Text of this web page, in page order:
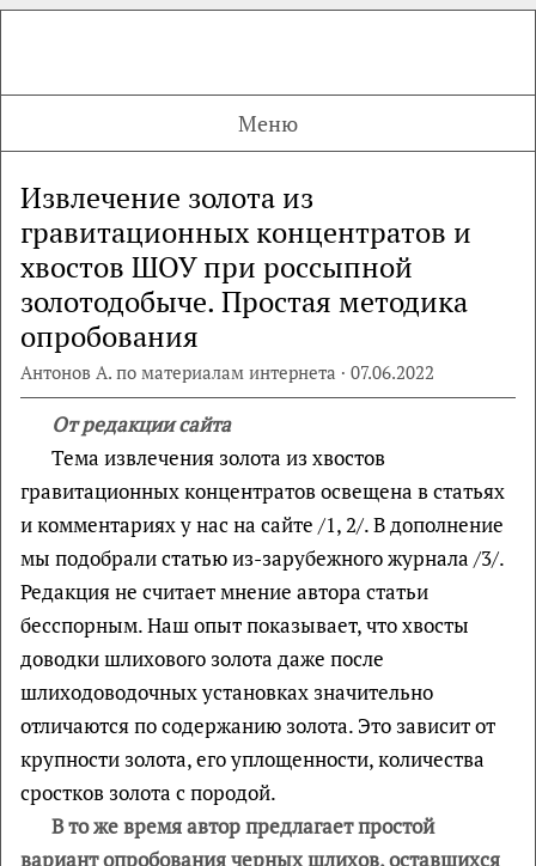
Меню
Извлечение золота из
гравитационных концентратов и
хвостов ШОУ при россыпной
золотодобыче. Простая методика
опробования
Антонов А. по материалам интернета · 07.06.2022
От редакции сайта
Тема извлечения золота из хвостов
гравитационных концентратов освещена в статьях
и комментариях у нас на сайте /1, 2/. В дополнение
мы подобрали статью из-зарубежного журнала /3/.
Редакция не считает мнение автора статьи
бесспорным. Наш опыт показывает, что хвосты
доводки шлихового золота даже после
шлиходоводочных установках значительно
отличаются по содержанию золота. Это зависит от
крупности золота, его уплощенности, количества
сростков золота с породой.
В то же время автор предлагает простой
вариант опробования черных шлихов, оставшихся